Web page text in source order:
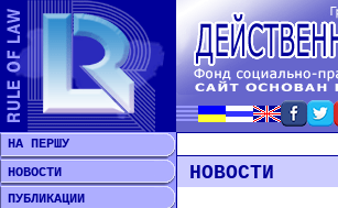
НА ПЕРШУ
НОВОСТИ
ПУБЛИКАЦИИ
НОВОСТИ